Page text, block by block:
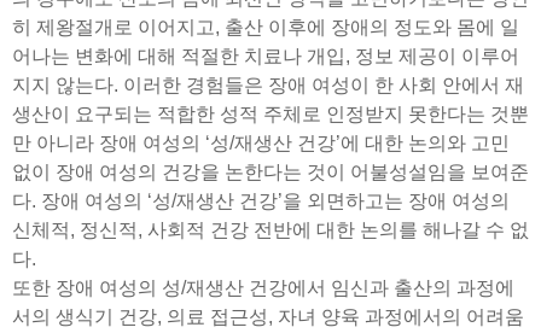
히 제왕절개로 이어지고, 출산 이후에 장애의 정도와 몸에 일
어나는 변화에 대해 적절한 치료나 개입, 정보 제공이 이루어
지지 않는다. 이러한 경험들은 장애 여성이 한 사회 안에서 재
생산이 요구되는 적합한 성적 주체로 인정받지 못한다는 것뿐
만 아니라 장애 여성의 ‘성/재생산 건강’에 대한 논의와 고민
없이 장애 여성의 건강을 논한다는 것이 어불성설임을 보여준
다. 장애 여성의 ‘성/재생산 건강’을 외면하고는 장애 여성의
신체적, 정신적, 사회적 건강 전반에 대한 논의를 해나갈 수 없
다.
또한 장애 여성의 성/재생산 건강에서 임신과 출산의 과정에
서의 생식기 건강, 의료 접근성, 자녀 양육 과정에서의 어려움